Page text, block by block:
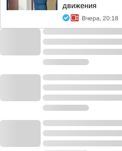
движения
Вчера, 20:18